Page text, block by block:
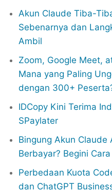
Akun Claude Tiba-
Sebenarnya dan
Ambil
Zoom, Google Meet,
Mana yang Paling
dengan 300+
IDCopy Kini Terima
SPaylater
Bingung Akun Claude
Berbayar? Begini
Perbedaan Kuota
dan ChatGPT